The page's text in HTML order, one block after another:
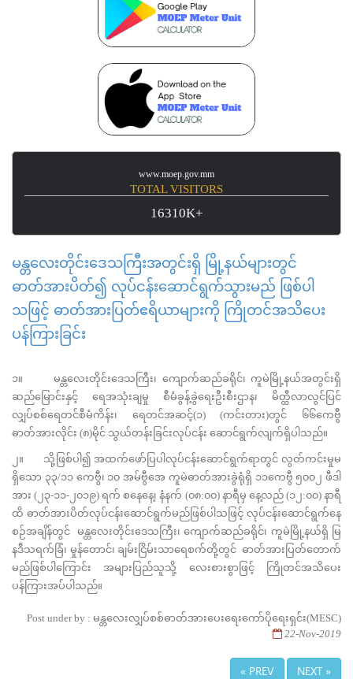
www.moep.gov.mm
TOTAL VISITORS
16310K+
မန္တလေးတိုင်းဒေသကြီးအတွင်းရှိ မြို့နယ်များတွင်
ဓာတ်အားပိတ်၍ လုပ်ငန်းဆောင်ရွက်သွားမည် ဖြစ်ပါ
သဖြင့် ဓာတ်အားပြတ်ဧရိယာများကို ကြိုတင်အသိပေး
ပန်ကြားခြင်း
၁။ မန္တလေးတိုင်းဒေသကြီး၊ ကျောက်ဆည်ခရိုင်၊ ကူမဲမြို့နယ်အတွင်းရှိ
ဆည်မြောင်းနှင့် ရေအသုံးချမှု စီမံခွန့်ခွဲရေးဦးစီးဌာန၊ မိတ္ထီလာလွင်ပြင်
လျှပ်စစ်ရေတင်စီမံကိန်း၊ ရေတင်အဆင့်(၁) (ကင်းတား)တွင် ၆၆ကေဗွီ
ဓာတ်အားလိုင်း (၈)မိုင် သွယ်တန်းခြင်းလုပ်ငန်း ဆောင်ရွက်လျက်ရှိပါသည်။
၂။ သို့ဖြစ်ပါ၍ အထက်ဖော်ပြပါလုပ်ငန်းဆောင်ရွက်ရာတွင် လွတ်ကင်းမှုမ
ရှိသော ၃၃/၁၁ ကေဗွီ၊ ၁၀ အမ်ဗွီအေ ကူမဲဓာတ်အားခွဲရုံရှိ ၁၁ကေဗွီ ၅၀၀၂ ဖီဒါ
အား (၂၃-၁၁-၂၀၁၉) ရက် စနေနေ့၊ နံနက် (၀၈:၀၀) နာရီမှ နေ့လည် (၁၂:၀၀) နာရီ
ထိ ဓာတ်အားပိတ်လုပ်ငန်းဆောင်ရွက်မည်ဖြစ်ပါသဖြင့် လုပ်ငန်းဆောင်ရွက်နေ
စဉ်အချိန်တွင် မန္တလေးတိုင်းဒေသကြီး၊ ကျောက်ဆည်ခရိုင်၊ ကူမဲမြို့နယ်ရှိ မြ
နဒီသရက်ခြံ၊ မှုန်တောင်၊ ချမ်းငြိမ်းသာရေစက်တို့တွင် ဓာတ်အားပြတ်တောက်
မည်ဖြစ်ပါကြောင်း အများပြည်သူသို့ လေးစားစွာဖြင့် ကြိုတင်အသိပေး
ပန်ကြားအပ်ပါသည်။
Post under by : မန္တလေးလျှပ်စစ်ဓာတ်အားပေးရေးကော်ပိုရေးရှင်း(MESC)
22-Nov-2019
« PREV NEXT »